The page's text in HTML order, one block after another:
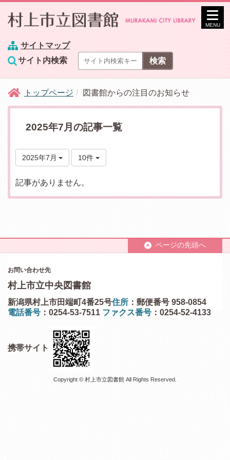
サイトマップ
サイト内検索
MENU
トップページ 図書館からの注目のお知らせ
2025年7月の記事一覧
2025年7月 10件
記事がありません。
ページの先頭へ
お問い合わせ先
村上市立中央図書館
住所 ：郵便番号 958-0854
新潟県村上市田端町4番25号
電話番号 ：0254-53-7511 ファクス番号 ：0254-52-4133
携帯サイト
Copyright © 村上市立図書館 All Rights Reserved.